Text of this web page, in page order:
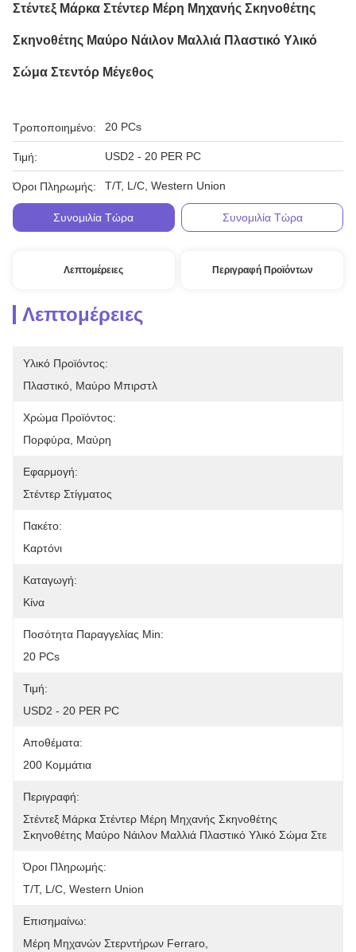
Στέντεξ Μάρκα Στέντερ Μέρη Μηχανής Σκηνοθέτης
Σκηνοθέτης Μαύρο Νάιλον Μαλλιά Πλαστικό Υλικό
Σώμα Στεντόρ Μέγεθος
Τροποποιημένο: 20 PCs
Τιμή: USD2 - 20 PER PC
Όροι Πληρωμής: T/T, L/C, Western Union
Συνομιλία Τώρα Συνομιλία Τώρα
Λεπτομέρειες Περιγραφή Προϊόντων
Λεπτομέρειες
Υλικό Προϊόντος:
Πλαστικό, Μαύρο Μπιρστλ
Χρώμα Προϊόντος:
Πορφύρα, Μαύρη
Εφαρμογή:
Στέντερ Στίγματος
Πακέτο:
Καρτόνι
Καταγωγή:
Κίνα
Ποσότητα Παραγγελίας Min:
20 PCs
Τιμή:
USD2 - 20 PER PC
Αποθέματα:
200 Κομμάτια
Περιγραφή:
Στέντεξ Μάρκα Στέντερ Μέρη Μηχανής Σκηνοθέτης
Σκηνοθέτης Μαύρο Νάιλον Μαλλιά Πλαστικό Υλικό Σώμα Στε
Όροι Πληρωμής:
T/T, L/C, Western Union
Επισημαίνω:
Μέρη Μηχανών Στερντήρων Ferraro